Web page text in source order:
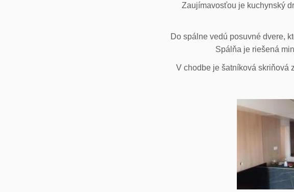
Zaujímavosťou je kuchynský
Do spálne vedú posuvné dvere,
Spálňa je riešená
V chodbe je šatníková skriňová